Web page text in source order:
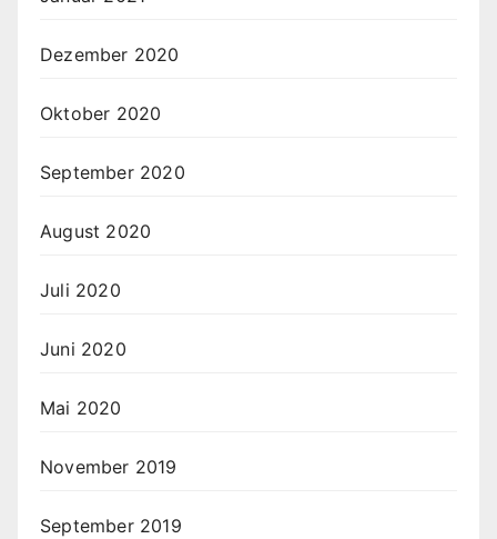
Dezember 2020
Oktober 2020
September 2020
August 2020
Juli 2020
Juni 2020
Mai 2020
November 2019
September 2019